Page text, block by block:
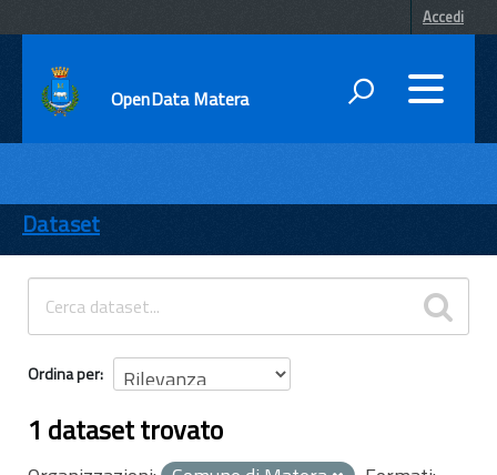
Accedi
OpenData Matera
ENTI
TEMI
INFORMAZIONI
Dataset
Ordina per
1 dataset trovato